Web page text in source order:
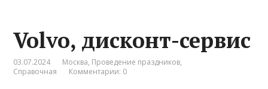
Volvo, дисконт-сервис
03.07.2024 Москва, Проведение праздников,
Справочная
Комментарии: 0